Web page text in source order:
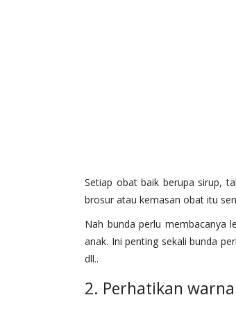
Setiap obat baik berupa sirup,
brosur atau kemasan obat itu
Nah bunda perlu membacanya
anak. Ini penting sekali bunda
dll..
2. Perhatikan